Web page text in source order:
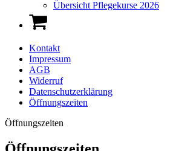
Übersicht Pflegekurse 2026
Kontakt
Impressum
AGB
Widerruf
Datenschutzerklärung
Öffnungszeiten
Öffnungszeiten